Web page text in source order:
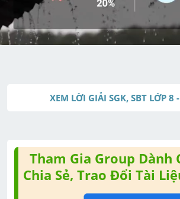
XEM LỜI GIẢI SGK, SBT LỚP 8
Tham Gia Group Dành
Chia Sẻ, Trao Đổi Tài